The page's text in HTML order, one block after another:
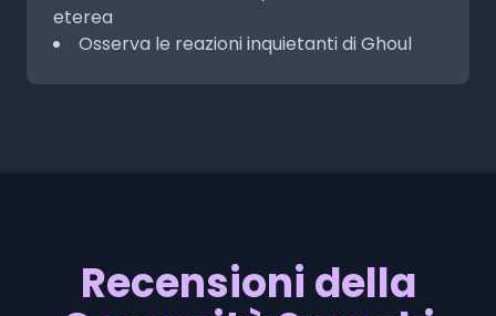
eterea
Osserva le reazioni inquietanti di Ghoul
Recensioni della